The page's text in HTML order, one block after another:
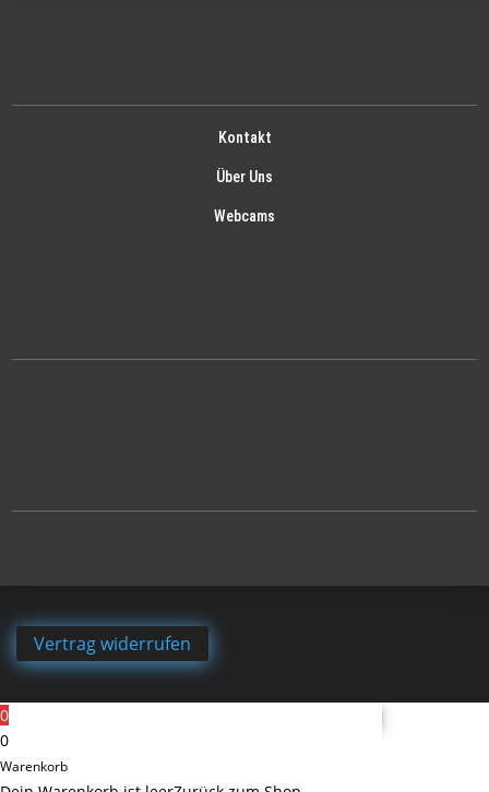
Kontakt
Über Uns
Webcams
Vertrag widerrufen
0
0
Warenkorb